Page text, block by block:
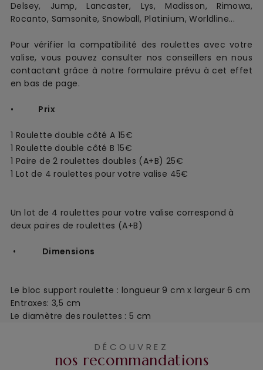
Delsey, Jump, Lancaster, Lys, Madisson, Rimowa,
Rocanto, Samsonite, Snowball, Platinium, Worldline...
Pour vérifier la compatibilité des roulettes avec votre
valise, vous pouvez consulter nos conseillers en nous
contactant grâce à notre formulaire prévu à cet effet
en bas de page.
• Prix
1 Roulette double côté A 15€
1 Roulette double côté B 15€
1 Paire de 2 roulettes doubles (A+B) 25€
1 Lot de 4 roulettes pour votre valise 45€
Un lot de 4 roulettes pour votre valise correspond à
deux paires de roulettes (A+B)
• Dimensions
Le bloc support roulette : longueur 9 cm x largeur 6 cm
Entraxes: 3,5 cm
Le diamètre des roulettes : 5 cm
DÉCOUVREZ
nos recommandations